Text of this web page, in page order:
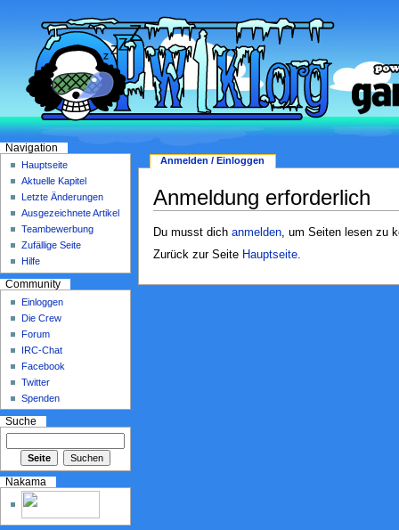
Anmeldung erforderlich
Du musst dich anmelden, um Seiten lesen zu
Zurück zur Seite Hauptseite.
Anmelden / Einloggen
Navigation
Hauptseite
Aktuelle Kapitel
Letzte Änderungen
Ausgezeichnete Artikel
Teambewerbung
Zufällige Seite
Hilfe
Community
Einloggen
Die Crew
Forum
IRC-Chat
Facebook
Twitter
Spenden
Suche
Nakama